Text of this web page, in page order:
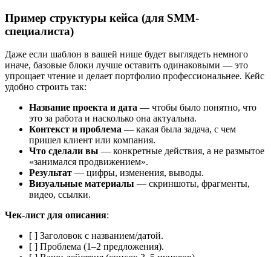
Пример структуры кейса (для SMM-
специалиста)
Даже если шаблон в вашей нише будет выглядеть немного
иначе, базовые блоки лучше оставить одинаковыми — это
упрощает чтение и делает портфолио профессиональнее. Кейс
удобно строить так:
Название проекта и дата — чтобы было понятно, что
это за работа и насколько она актуальна.
Контекст и проблема — какая была задача, с чем
пришел клиент или компания.
Что сделали вы — конкретные действия, а не размытое
«занимался продвижением».
Результат — цифры, изменения, выводы.
Визуальные материалы — скриншоты, фрагменты,
видео, ссылки.
Чек-лист для описания:
[ ] Заголовок с названием/датой.
[ ] Проблема (1–2 предложения).